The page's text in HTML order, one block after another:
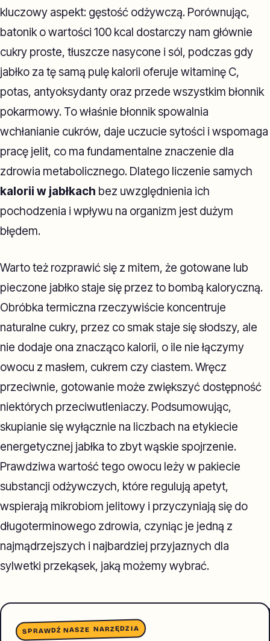
kluczowy aspekt: gęstość odżywczą. Porównując,
batonik o wartości 100 kcal dostarczy nam głównie
cukry proste, tłuszcze nasycone i sól, podczas gdy
jabłko za tę samą pulę kalorii oferuje witaminę C,
potas, antyoksydanty oraz przede wszystkim błonnik
pokarmowy. To właśnie błonnik spowalnia
wchłanianie cukrów, daje uczucie sytości i wspomaga
pracę jelit, co ma fundamentalne znaczenie dla
zdrowia metabolicznego. Dlatego liczenie samych
kalorii w jabłkach bez uwzględnienia ich
pochodzenia i wpływu na organizm jest dużym
błędem.
Warto też rozprawić się z mitem, że gotowane lub
pieczone jabłko staje się przez to bombą kaloryczną.
Obróbka termiczna rzeczywiście koncentruje
naturalne cukry, przez co smak staje się słodszy, ale
nie dodaje ona znacząco kalorii, o ile nie łączymy
owocu z masłem, cukrem czy ciastem. Wręcz
przeciwnie, gotowanie może zwiększyć dostępność
niektórych przeciwutleniaczy. Podsumowując,
skupianie się wyłącznie na liczbach na etykiecie
energetycznej jabłka to zbyt wąskie spojrzenie.
Prawdziwa wartość tego owocu leży w pakiecie
substancji odżywczych, które regulują apetyt,
wspierają mikrobiom jelitowy i przyczyniają się do
długoterminowego zdrowia, czyniąc je jedną z
najmądrzejszych i najbardziej przyjaznych dla
sylwetki przekąsek, jaką możemy wybrać.
SPRAWDŹ NASZE NARZĘDZIA